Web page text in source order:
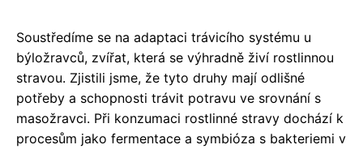
Soustředíme se na adaptaci trávicího systému u
býložravců, zvířat, která se výhradně živí rostlinnou
stravou. Zjistili jsme, že tyto druhy mají odlišné
potřeby a schopnosti trávit potravu ve srovnání s
masožravci. Při konzumaci rostlinné stravy dochází k
procesům jako fermentace a symbióza s bakteriemi v